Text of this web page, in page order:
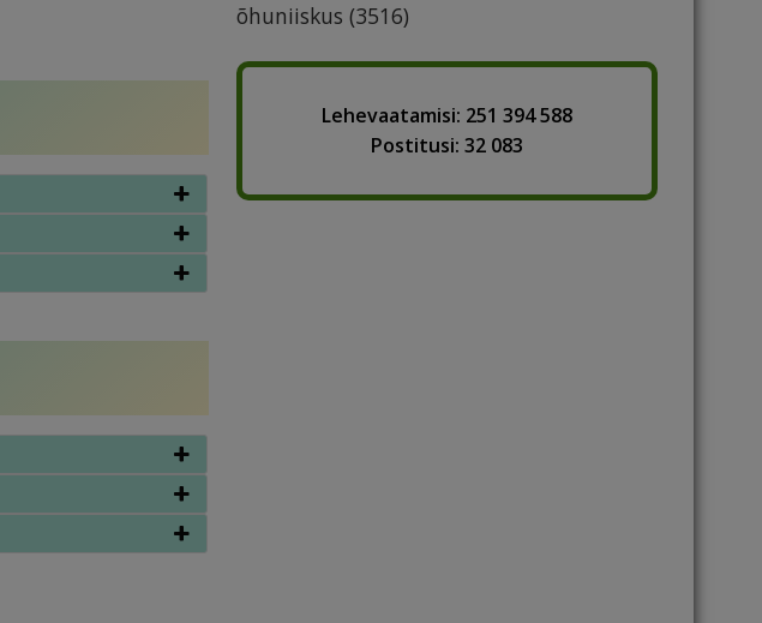
õhuniiskus (3516)
Lehevaatamisi: 251 394 588
Postitusi: 32 083